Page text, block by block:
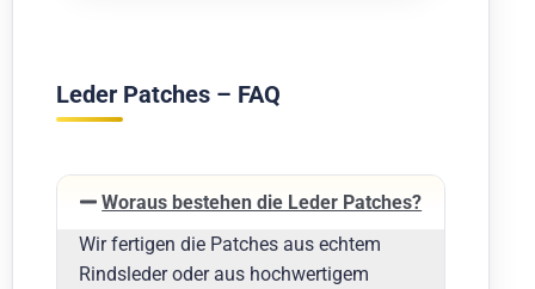
Leder Patches – FAQ
Woraus bestehen die Leder Patches?
Wir fertigen die Patches aus echtem
Rindsleder oder aus hochwertigem